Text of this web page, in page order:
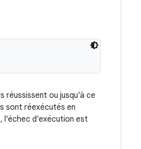
réussissent ou jusqu'à ce
sont réexécutés en
l'échec d'exécution est